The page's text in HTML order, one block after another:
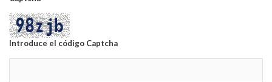
Introduce el código Captcha